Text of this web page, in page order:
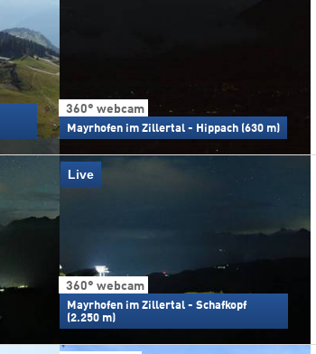
360° webcam
Mayrhofen im Zillertal - Hippach (630 m)
360° webcam
Mayrhofen im Zillertal - Schafkopf
(2.250 m)
Live